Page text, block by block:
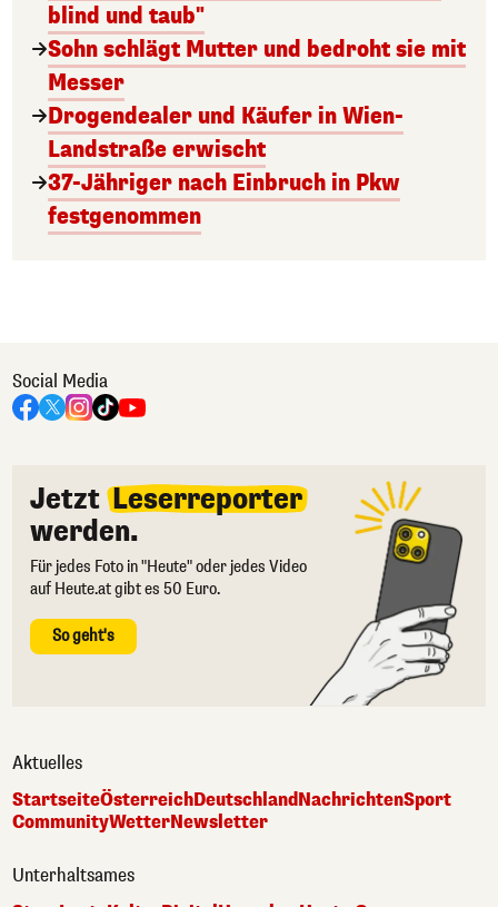
blind und taub"
Sohn schlägt Mutter und bedroht sie mit
Messer
Drogendealer und Käufer in Wien-
Landstraße erwischt
37-Jähriger nach Einbruch in Pkw
festgenommen
Social Media
Jetzt Leserreporter
werden.
Für jedes Foto in "Heute" oder jedes Video
auf Heute.at gibt es 50 Euro.
So geht's
Aktuelles
StartseiteÖsterreichDeutschlandNachrichtenSport
CommunityWetterNewsletter
Unterhaltsames